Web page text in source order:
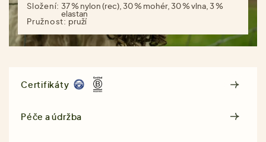
Složení: 37 % nylon (rec), 30 % mohér, 30 % vlna, 3 %
elastan
Pružnost: pruží
Certifikáty
Péče a údržba